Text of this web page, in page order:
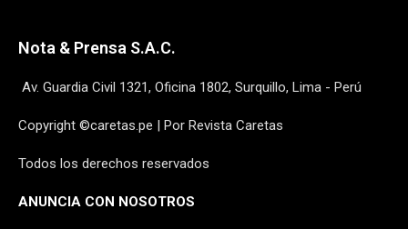
Nota & Prensa S.A.C.
Av. Guardia Civil 1321, Oficina 1802, Surquillo, Lima - Perú
Copyright ©caretas.pe | Por Revista Caretas
Todos los derechos reservados
ANUNCIA CON NOSOTROS